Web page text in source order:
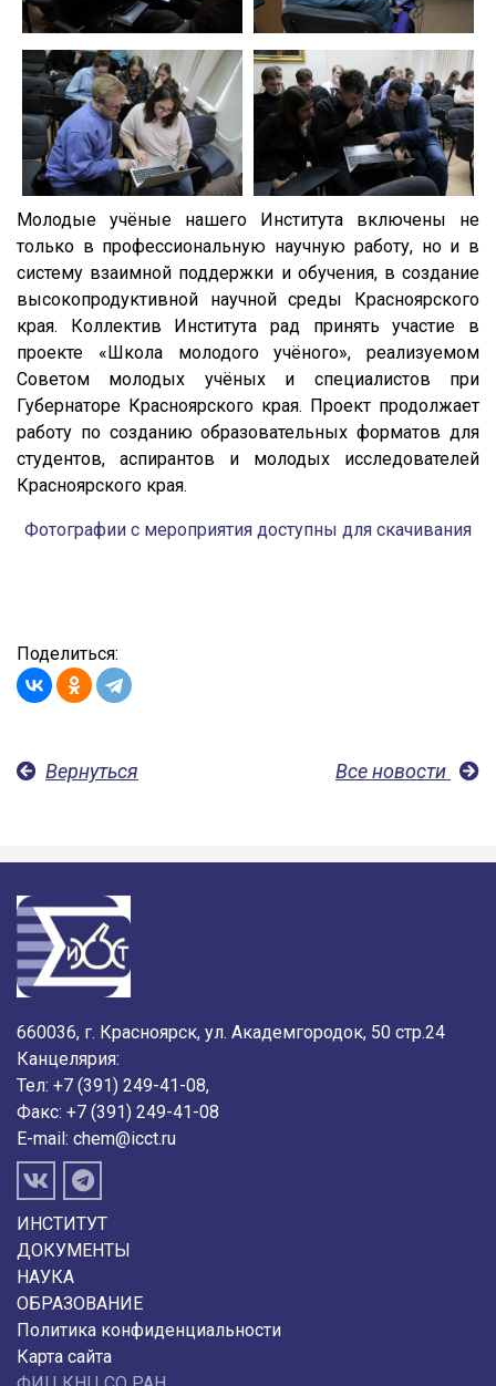
Молодые учёные нашего Института включены не
только в профессиональную научную работу, но и в
систему взаимной поддержки и обучения, в создание
высокопродуктивной научной среды Красноярского
края. Коллектив Института рад принять участие в
проекте «Школа молодого учёного», реализуемом
Советом молодых учёных и специалистов при
Губернаторе Красноярского края. Проект продолжает
работу по созданию образовательных форматов для
студентов, аспирантов и молодых исследователей
Красноярского края.
Фотографии с мероприятия доступны для скачивания
Поделиться:
Вернуться Все новости
660036, г. Красноярск, ул. Академгородок, 50 стр.24
Канцелярия:
Тел: +7 (391) 249-41-08,
Факс: +7 (391) 249-41-08
E-mail: chem@icct.ru
ИНСТИТУТ
ДОКУМЕНТЫ
НАУКА
ОБРАЗОВАНИЕ
Политика конфиденциальности
Карта сайта